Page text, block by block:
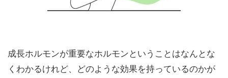
成長ホルモンが重要なホルモンということはなんとな
くわかるけれど、どのような効果を持っているのかが